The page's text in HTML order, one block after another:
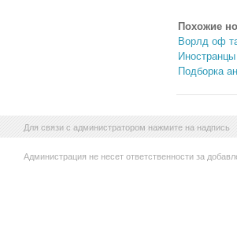
Похожие
Ворлд оф
Подборка
Для связи с администратором нажмите на надпись
Администрация не несет ответственности за